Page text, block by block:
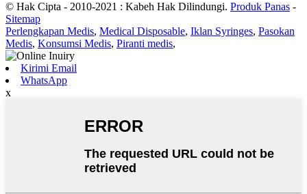
© Hak Cipta - 2010-2021 : Kabeh Hak Dilindungi. Produk Panas -
Sitemap
Perlengkapan Medis, Medical Disposable, Iklan Syringes, Pasokan
Medis, Konsumsi Medis, Piranti medis,
Kirimi Email
WhatsApp
x